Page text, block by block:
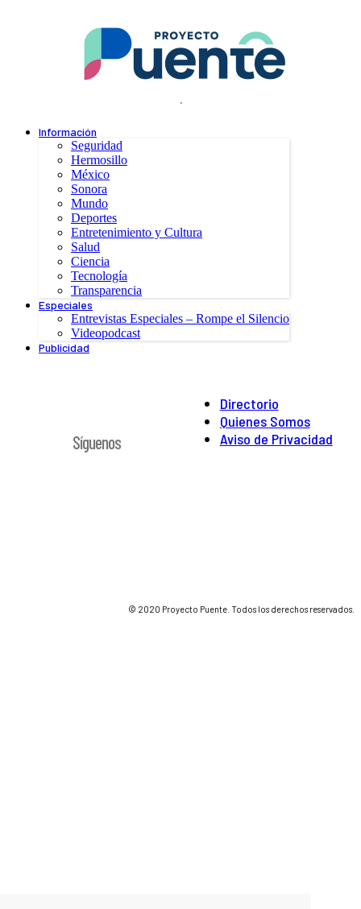
.
Información
Seguridad
Hermosillo
México
Sonora
Mundo
Deportes
Entretenimiento y Cultura
Salud
Ciencia
Tecnología
Transparencia
Especiales
Entrevistas Especiales – Rompe el Silencio
Videopodcast
Publicidad
Directorio
Quienes Somos
Aviso de Privacidad
Síguenos
© 2020 Proyecto Puente. Todos los derechos reservados.